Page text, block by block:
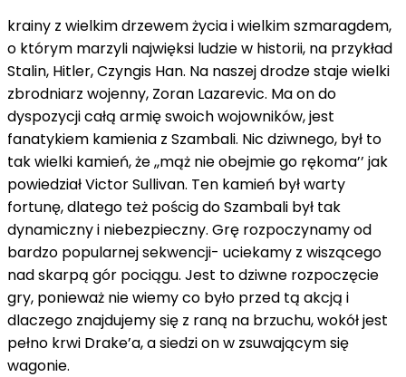
krainy z wielkim drzewem życia i wielkim szmaragdem,
o którym marzyli najwięksi ludzie w historii, na przykład
Stalin, Hitler, Czyngis Han. Na naszej drodze staje wielki
zbrodniarz wojenny, Zoran Lazarevic. Ma on do
dyspozycji całą armię swoich wojowników, jest
fanatykiem kamienia z Szambali. Nic dziwnego, był to
tak wielki kamień, że ,,mąż nie obejmie go rękoma’’ jak
powiedział Victor Sullivan. Ten kamień był warty
fortunę, dlatego też pościg do Szambali był tak
dynamiczny i niebezpieczny. Grę rozpoczynamy od
bardzo popularnej sekwencji- uciekamy z wiszącego
nad skarpą gór pociągu. Jest to dziwne rozpoczęcie
gry, ponieważ nie wiemy co było przed tą akcją i
dlaczego znajdujemy się z raną na brzuchu, wokół jest
pełno krwi Drake’a, a siedzi on w zsuwającym się
wagonie.